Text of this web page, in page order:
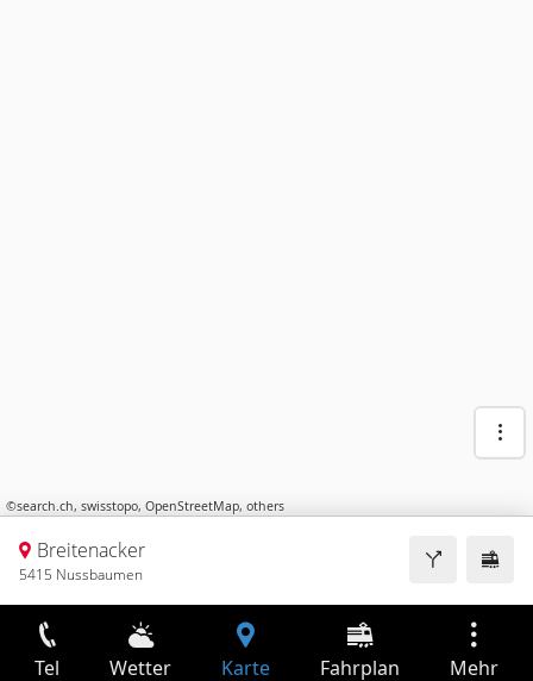
©search.ch, swisstopo, OpenStreetMap, others
Breitenacker
5415 Nussbaumen
Tel Wetter Karte Fahrplan Mehr